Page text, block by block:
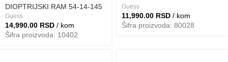
DIOPTRIJSKI RAM 54-14-145
Guess
14,990.00 RSD / kom
Šifra proizvoda: 10402
Guess
11,990.00 RSD / kom
Šifra proizvoda: 80028